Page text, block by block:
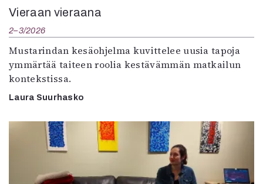
Vieraan vieraana
2–3/2026
Mustarindan kesäohjelma kuvittelee uusia tapoja
ymmärtää taiteen roolia kestävämmän matkailun
kontekstissa.
Laura Suurhasko